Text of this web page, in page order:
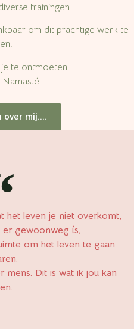
trainingen.
om dit prachtige werk te
te ontmoeten.
over mij....
het leven je niet overkomt,
er gewoonweg ís,
om het leven te gaan
mens. Dit is wat ik jou kan